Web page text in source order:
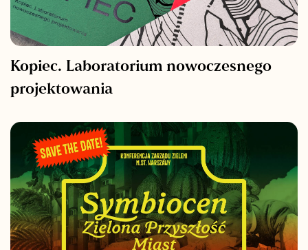
Kopiec. Laboratorium nowoczesnego
projektowania